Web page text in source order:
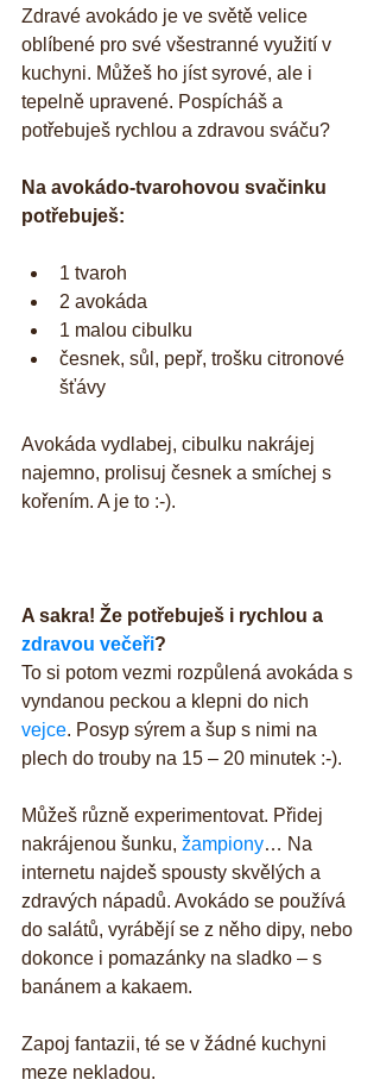
Zdravé avokádo je ve světě velice
oblíbené pro své všestranné využití v
kuchyni. Můžeš ho jíst syrové, ale i
tepelně upravené. Pospícháš a
potřebuješ rychlou a zdravou sváču?
Na avokádo-tvarohovou svačinku
potřebuješ:
1 tvaroh
2 avokáda
1 malou cibulku
česnek, sůl, pepř, trošku citronové
šťávy
Avokáda vydlabej, cibulku nakrájej
najemno, prolisuj česnek a smíchej s
kořením. A je to :-).
A sakra! Že potřebuješ i rychlou a
zdravou večeři?
To si potom vezmi rozpůlená avokáda s
vyndanou peckou a klepni do nich
vejce. Posyp sýrem a šup s nimi na
plech do trouby na 15 – 20 minutek :-).
Můžeš různě experimentovat. Přidej
nakrájenou šunku, žampiony… Na
internetu najdeš spousty skvělých a
zdravých nápadů. Avokádo se používá
do salátů, vyrábějí se z něho dipy, nebo
dokonce i pomazánky na sladko – s
banánem a kakaem.
Zapoj fantazii, té se v žádné kuchyni
meze nekladou.